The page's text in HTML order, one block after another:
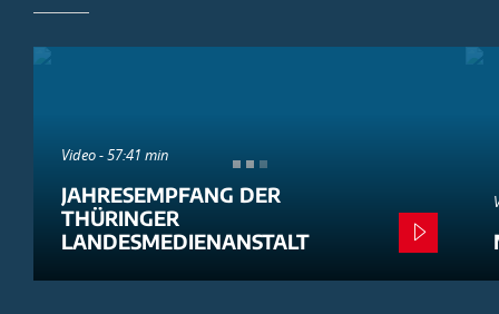
Video - 57:41 min
JAHRESEMPFANG DER
THÜRINGER
LANDESMEDIENANSTALT